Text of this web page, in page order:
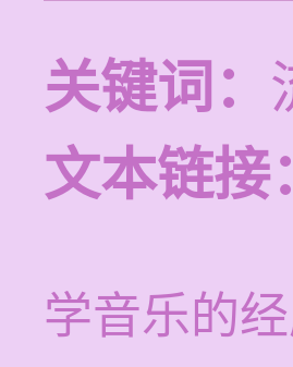
关键词：
文本链接
学音乐的